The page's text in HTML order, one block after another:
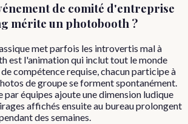
de comité d'entreprise
mérite un photobooth ?
met parfois les introvertis mal à
est l'animation qui inclut tout le monde
compétence requise, chacun participe à
de groupe se forment spontanément.
par équipes ajoute une dimension ludique
affichés ensuite au bureau prolongent
des semaines.